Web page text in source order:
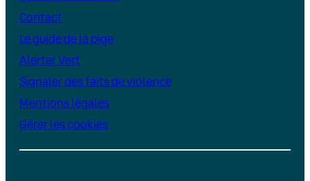
Contact
Le guide de la pige
Alerter Vert
Signaler des faits de violence
Mentions légales
Gérer les cookies